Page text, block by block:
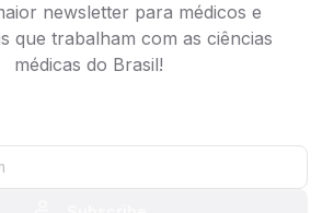
newsletter para médicos e
que trabalham com as ciências
médicas do Brasil!